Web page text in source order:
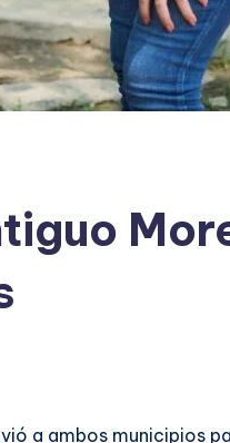
a ambos municipios